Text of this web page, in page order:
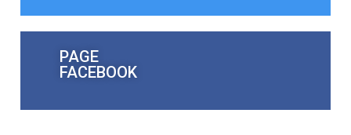
PAGE
FACEBOOK